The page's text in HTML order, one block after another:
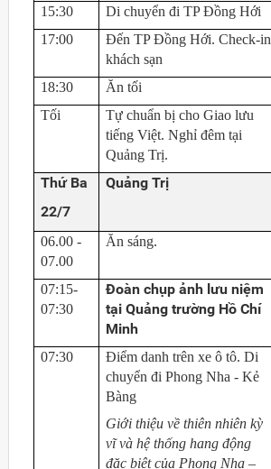
15:30
Di chuyển đi TP Đồng Hới
17:00
Đến TP Đồng Hới. Check-in
khách sạn
18:30
Ăn tối
Tối
Tự chuẩn bị cho Giao lưu
tiếng Việt. Nghỉ đêm tại
Quảng Trị.
Thứ Ba
22/7
Quảng Trị
06.00 -
07.00
Ăn sáng.
07:15-
07:30
Đoàn chụp ảnh lưu niệm
tại Quảng trường Hồ Chí
Minh
07:30
Điểm danh trên xe ô tô. Di
chuyển đi Phong Nha - Kẻ
Bàng
Giới thiệu về thiên nhiên kỳ
vĩ và hệ thống hang động
đặc biệt của Phong Nha –